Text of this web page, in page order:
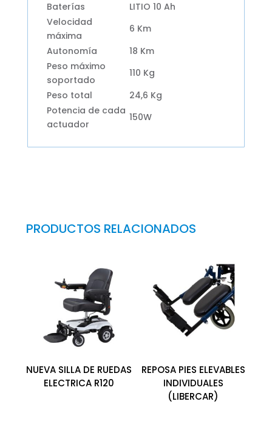
Baterías
LITIO 10 Ah
Velocidad
máxima
6 Km
Autonomía
18 Km
Peso máximo
soportado
110 Kg
Peso total
24,6 Kg
Potencia de cada
actuador
150W
PRODUCTOS RELACIONADOS
NUEVA SILLA DE RUEDAS
ELECTRICA R120
REPOSA PIES ELEVABLES
INDIVIDUALES
(LIBERCAR)